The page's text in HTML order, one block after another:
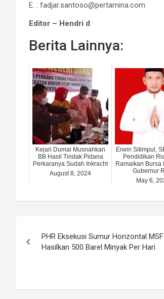
E. : fadjar.santoso@pertamina.com
Editor – Hendri d
Berita Lainnya:
Kejari Dumai Musnahkan
BB Hasil Tindak Pidana
Perkaranya Sudah Inkracht
August 8, 2024
Erwin Sitimpul,
Pendidikan
Ramaikan Bursa
Gubernur
May 6,
navigation
PHR Eksekusi Sumur Horizontal
Hasilkan 500 Barel Minyak Per Hari